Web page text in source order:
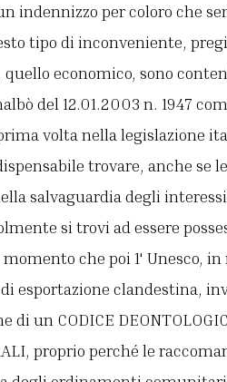
indennizzo per coloro che
tipo di inconveniente,
economico, sono
del 12.01.2003 n. 1947
volta nella legislazione
trovare, anche se
salvaguardia degli
si trovi ad essere
che poi 1' Unesco,
esportazione clandestina,
di un CODICE
proprio perché le